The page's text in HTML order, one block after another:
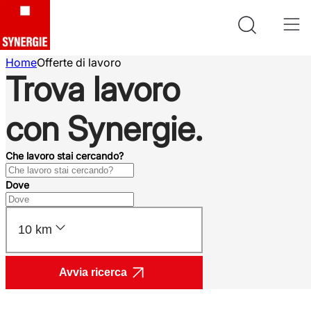
HomeOfferte di lavoro
Trova lavoro
con Synergie.
Che lavoro stai cercando?
Dove
10 km
Avvia ricerca